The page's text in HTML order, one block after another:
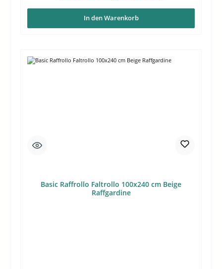
In den Warenkorb
Basic Raffrollo Faltrollo 100x240 cm Beige
Raffgardine